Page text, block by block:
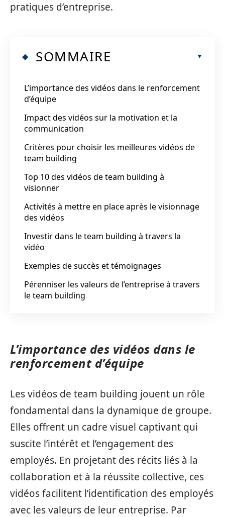
pratiques d’entreprise.
SOMMAIRE
L’importance des vidéos dans le renforcement
d’équipe
Impact des vidéos sur la motivation et la
communication
Critères pour choisir les meilleures vidéos de
team building
Top 10 des vidéos de team building à
visionner
Activités à mettre en place après le visionnage
des vidéos
Investir dans le team building à travers la
vidéo
Exemples de succès et témoignages
Pérenniser les valeurs de l’entreprise à travers
le team building
L’importance des vidéos dans le
renforcement d’équipe
Les vidéos de team building jouent un rôle
fondamental dans la dynamique de groupe.
Elles offrent un cadre visuel captivant qui
suscite l’intérêt et l’engagement des
employés. En projetant des récits liés à la
collaboration et à la réussite collective, ces
vidéos facilitent l’identification des employés
avec les valeurs de leur entreprise. Par